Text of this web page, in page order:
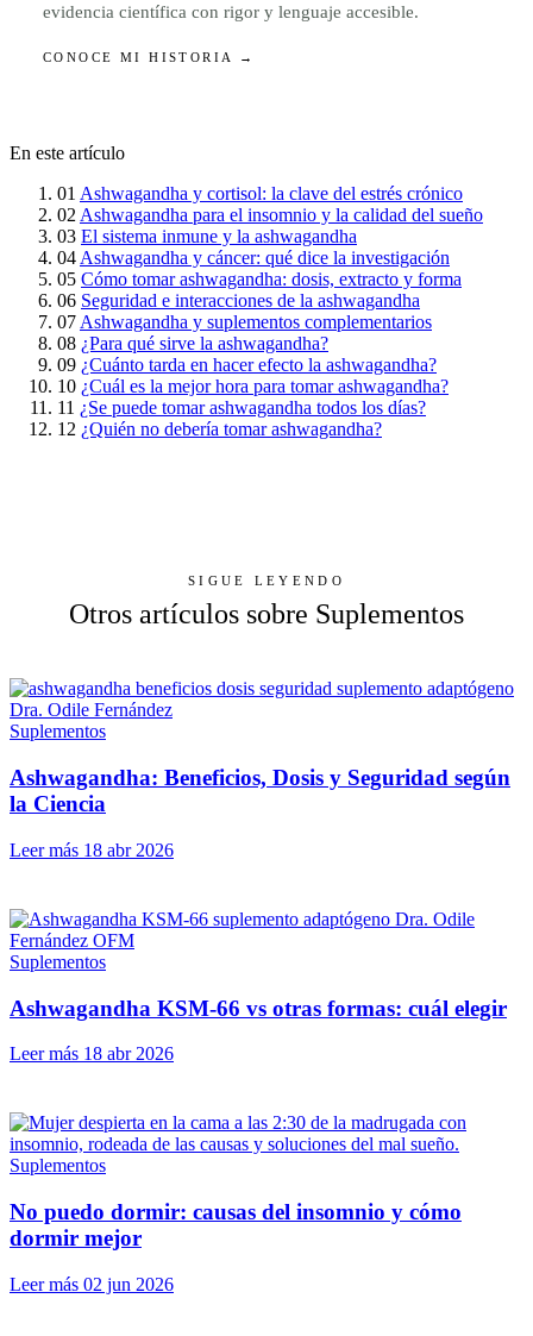
evidencia científica con rigor y lenguaje accesible.
CONOCE MI HISTORIA →
En este artículo
01 Ashwagandha y cortisol: la clave del estrés crónico
02 Ashwagandha para el insomnio y la calidad del sueño
03 El sistema inmune y la ashwagandha
04 Ashwagandha y cáncer: qué dice la investigación
05 Cómo tomar ashwagandha: dosis, extracto y forma
06 Seguridad e interacciones de la ashwagandha
07 Ashwagandha y suplementos complementarios
08 ¿Para qué sirve la ashwagandha?
09 ¿Cuánto tarda en hacer efecto la ashwagandha?
10 ¿Cuál es la mejor hora para tomar ashwagandha?
11 ¿Se puede tomar ashwagandha todos los días?
12 ¿Quién no debería tomar ashwagandha?
SIGUE LEYENDO
Otros artículos sobre Suplementos
Suplementos
Ashwagandha: Beneficios, Dosis y Seguridad según
la Ciencia
Leer más 18 abr 2026
Suplementos
Ashwagandha KSM-66 vs otras formas: cuál elegir
Leer más 18 abr 2026
Suplementos
No puedo dormir: causas del insomnio y cómo
dormir mejor
Leer más 02 jun 2026